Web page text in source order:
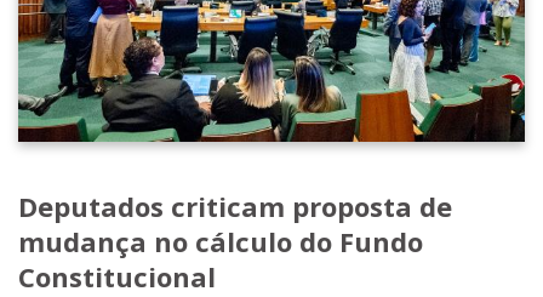
Deputados criticam proposta de
mudança no cálculo do Fundo
Constitucional